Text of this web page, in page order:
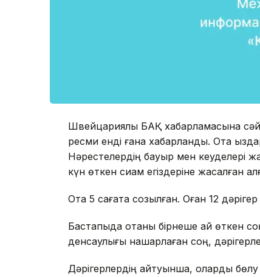
Швейцариялық БАҚ хабарламасына
ресми енді ғана хабарланды. Ота
Нәрестелердің бауыр мен кеуделері
күн өткен сиам егіздеріне жасалған
Ота 5 сағатқа созылған. Оған 12 дәрігер
Бастапқыда отаны бірнеше ай өткен
денсаулығы нашарлаған соң,
Дәрігерлердің айтуынша, оларды бөлу